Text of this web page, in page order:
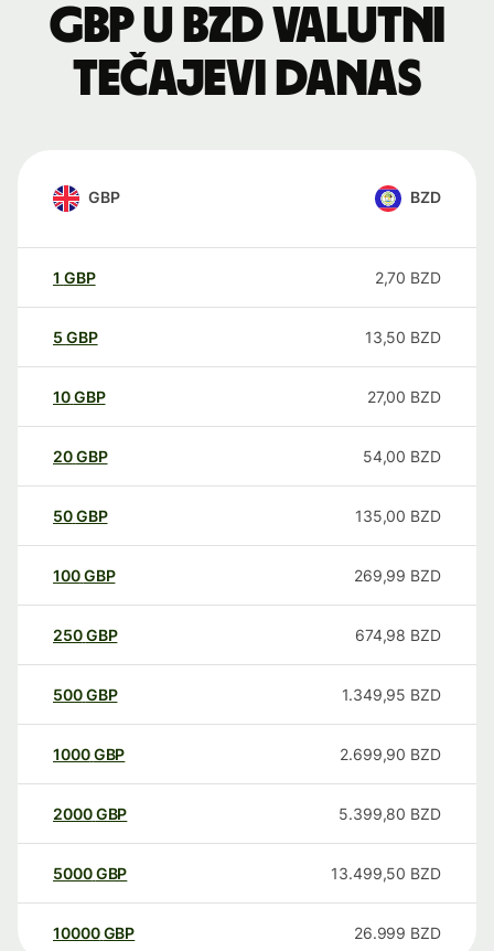
GBP u BZD valutni
tečajevi danas
GBP BZD
1 GBP 2,70 BZD
5 GBP 13,50 BZD
10GBP 27,00 BZD
20GBP 54,00 BZD
50GBP 135,00 BZD
100GBP 269,99 BZD
250GBP 674,98 BZD
500GBP 1.349,95 BZD
1000GBP 2.699,90 BZD
2000GBP 5.399,80 BZD
5000GBP 13.499,50 BZD
10000 GBP 26.999 BZD